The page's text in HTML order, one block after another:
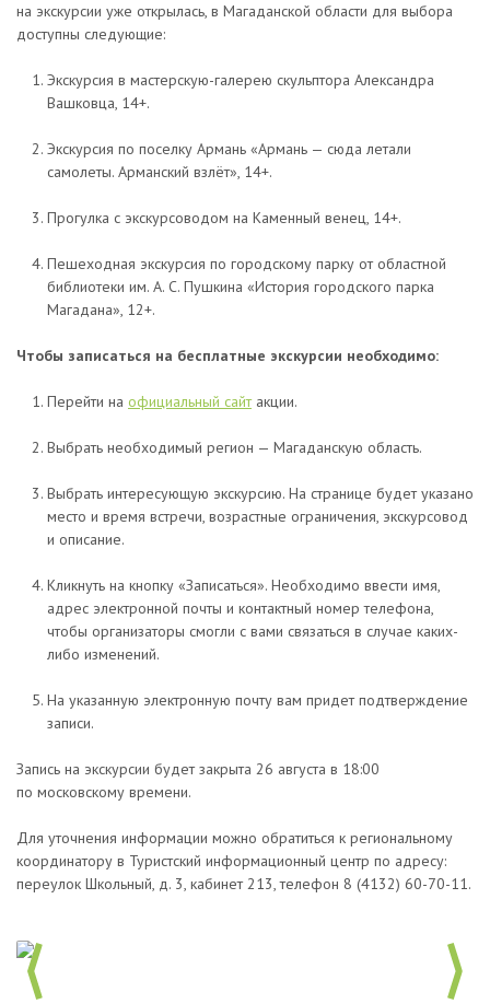
на экскурсии уже открылась, в Магаданской области для выбора
доступны следующие:
Экскурсия в мастерскую-галерею скульптора Александра
Вашковца, 14+.
Экскурсия по поселку Армань «Армань — сюда летали
самолеты. Арманский взлёт», 14+.
Прогулка с экскурсоводом на Каменный венец, 14+.
Пешеходная экскурсия по городскому парку от областной
библиотеки им. А. С. Пушкина «История городского парка
Магадана», 12+.
Чтобы записаться на бесплатные экскурсии необходимо:
Перейти на официальный сайтакции.
Выбрать необходимый регион — Магаданскую область.
Выбрать интересующую экскурсию. На странице будет указано
место и время встречи, возрастные ограничения, экскурсовод
и описание.
Кликнуть на кнопку «Записаться». Необходимо ввести имя,
адрес электронной почты и контактный номер телефона,
чтобы организаторы смогли с вами связаться в случае каких-
либо изменений.
На указанную электронную почту вам придет подтверждение
записи.
Запись на экскурсии будет закрыта 26 августа в 18:00
по московскому времени.
Для уточнения информации можно обратиться к региональному
координатору в Туристский информационный центр по адресу:
переулок Школьный, д. 3, кабинет 213, телефон 8 (4132) 60-70-11.